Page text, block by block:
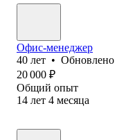
Офис-менеджер
40 лет • Обновлено
20 000 ₽
Общий опыт
14 лет 4 месяца